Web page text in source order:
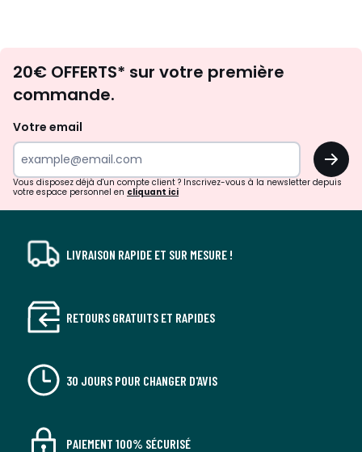
d'inspirations
surprises?
20€ OFFERTS* sur votre première
commande.
Votre email
OK
Vous disposez déjà d'un compte client ? Inscrivez-vous à la newsletter depuis
votre espace personnel en cliquant ici
LIVRAISON RAPIDE ET SUR MESURE !
RETOURS GRATUITS ET RAPIDES
30 JOURS POUR CHANGER D'AVIS
PAIEMENT 100% SÉCURISÉ